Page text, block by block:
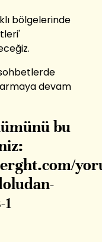
bölgelerinde
devam
bu